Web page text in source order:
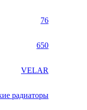
76
650
VELAR
радиаторы